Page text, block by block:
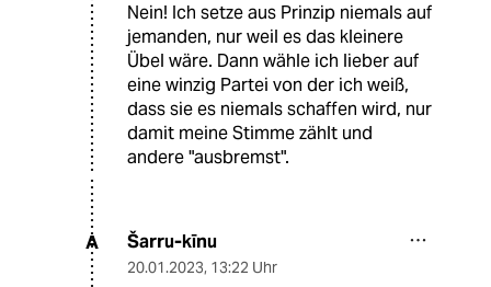
Nein! Ich setze aus Prinzip niemals auf
jemanden, nur weil es das kleinere
Übel wäre. Dann wähle ich lieber auf
eine winzig Partei von der ich weiß,
dass sie es niemals schaffen wird, nur
damit meine Stimme zählt und
andere "ausbremst".
A Šarru-kīnu
20.01.2023, 13:22 Uhr